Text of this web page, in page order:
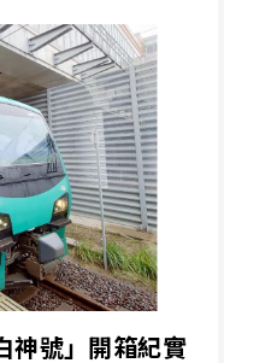
神號」開箱紀實